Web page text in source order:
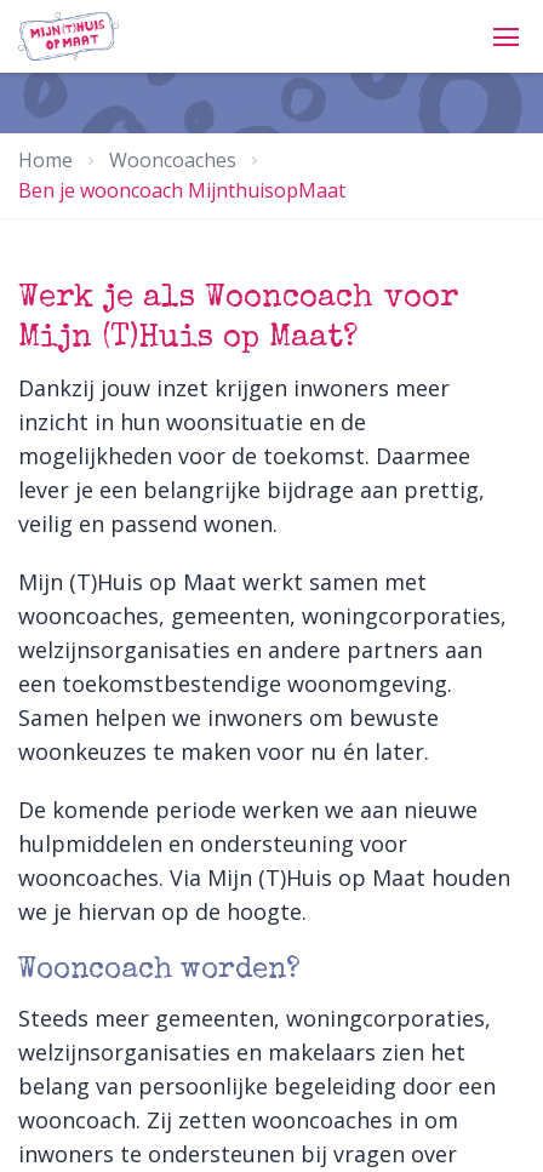
Home
Wooncoaches
Ben je wooncoach MijnthuisopMaat
Werk je als Wooncoach voor
Mijn (T)Huis op Maat?
Dankzij jouw inzet krijgen inwoners meer
inzicht in hun woonsituatie en de
mogelijkheden voor de toekomst. Daarmee
lever je een belangrijke bijdrage aan prettig,
veilig en passend wonen.
Mijn (T)Huis op Maat werkt samen met
wooncoaches, gemeenten, woningcorporaties,
welzijnsorganisaties en andere partners aan
een toekomstbestendige woonomgeving.
Samen helpen we inwoners om bewuste
woonkeuzes te maken voor nu én later.
De komende periode werken we aan nieuwe
hulpmiddelen en ondersteuning voor
wooncoaches. Via Mijn (T)Huis op Maat houden
we je hiervan op de hoogte.
Wooncoach worden?
Steeds meer gemeenten, woningcorporaties,
welzijnsorganisaties en makelaars zien het
belang van persoonlijke begeleiding door een
wooncoach. Zij zetten wooncoaches in om
inwoners te ondersteunen bij vragen over